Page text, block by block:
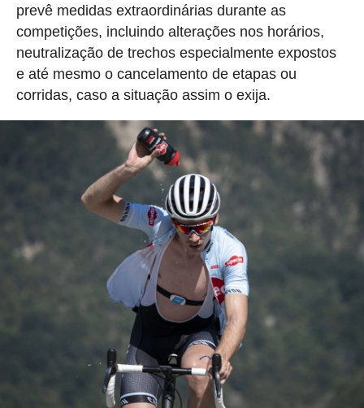
prevê medidas extraordinárias durante as
competições, incluindo alterações nos horários,
neutralização de trechos especialmente expostos
e até mesmo o cancelamento de etapas ou
corridas, caso a situação assim o exija.